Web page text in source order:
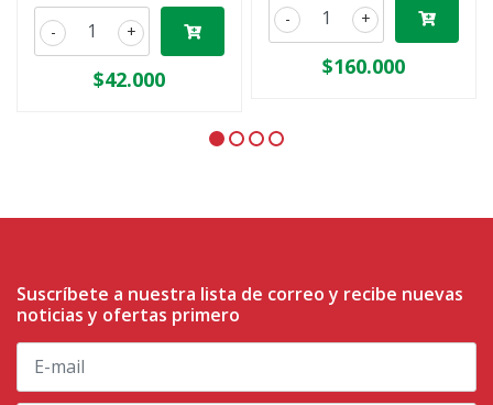
+
-
$42.000
+
-
$160.000
Suscríbete a nuestra lista de correo y recibe nuevas
noticias y ofertas primero